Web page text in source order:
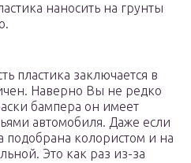
наносить на грунты
пластика заключается в
Наверно Вы не редко
бампера он имеет
автомобиля. Даже если
подобрана колористом и на
Это как раз из-за